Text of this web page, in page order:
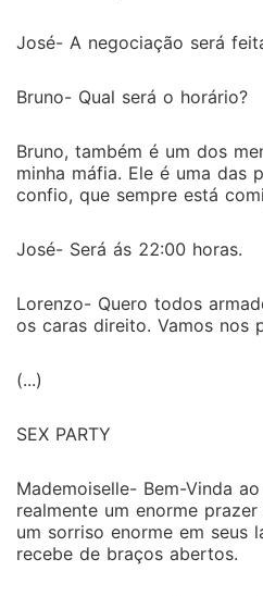
José- A negociação será
Bruno- Qual será o horário?
Bruno, também é um dos
minha máfia. Ele é uma das
confio, que sempre está
José- Será ás 22:00 horas.
Lorenzo- Quero todos
os caras direito. Vamos nos
(...)
SEX PARTY
Mademoiselle- Bem-Vinda
realmente um enorme
um sorriso enorme em seus
recebe de braços abertos.